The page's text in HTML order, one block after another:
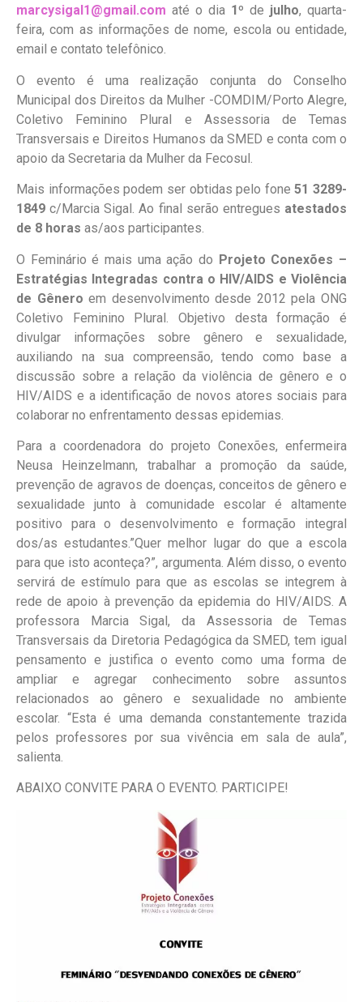
marcysigal1@gmail.com até o dia 1º de julho, quarta-
feira, com as informações de nome, escola ou entidade,
email e contato telefônico.
O evento é uma realização conjunta do Conselho
Municipal dos Direitos da Mulher -COMDIM/Porto Alegre,
Coletivo Feminino Plural e Assessoria de Temas
Transversais e Direitos Humanos da SMED e conta com o
apoio da Secretaria da Mulher da Fecosul.
Mais informações podem ser obtidas pelo fone51 3289-
1849c/Marcia Sigal. Ao final serão entregues atestados
de 8 horas as/aos participantes.
O Feminário é mais uma ação do Projeto Conexões –
Estratégias Integradas contra o HIV/AIDS e Violência
de Gênero em desenvolvimento desde 2012 pela ONG
Coletivo Feminino Plural. Objetivo desta formação é
divulgar informações sobre gênero e sexualidade,
auxiliando na sua compreensão, tendo como base a
discussão sobre a relação da violência de gênero e o
HIV/AIDS e a identificação de novos atores sociais para
colaborar no enfrentamento dessas epidemias.
Para a coordenadora do projeto Conexões, enfermeira
Neusa Heinzelmann, trabalhar a promoção da saúde,
prevenção de agravos de doenças, conceitos de gênero e
sexualidade junto à comunidade escolar é altamente
positivo para o desenvolvimento e formação integral
dos/as estudantes.”Quer melhor lugar do que a escola
para que isto aconteça?”, argumenta. Além disso, o evento
servirá de estímulo para que as escolas se integrem à
rede de apoio à prevenção da epidemia do HIV/AIDS. A
professora Marcia Sigal, da Assessoria de Temas
Transversais da Diretoria Pedagógica da SMED, tem igual
pensamento e justifica o evento como uma forma de
ampliar e agregar conhecimento sobre assuntos
relacionados ao gênero e sexualidade no ambiente
escolar. “Esta é uma demanda constantemente trazida
pelos professores por sua vivência em sala de aula”,
salienta.
ABAIXO CONVITE PARA O EVENTO. PARTICIPE!